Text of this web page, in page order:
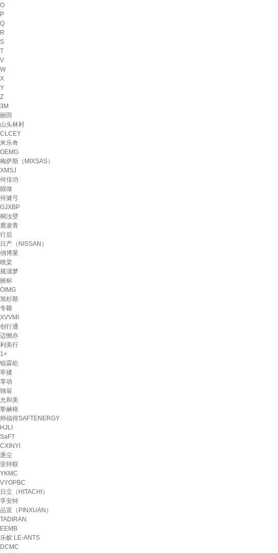
O
P
Q
R
S
T
V
W
X
Y
Z
3M
丽田
山头林村
CLCEY
米乐奇
OEMG
梅萨斯（MIXSAS）
XMSJ
何佳功
靓做
何健弓
GJXBP
桐汝壁
鹿凌青
行后
日产（NISSAN）
俏博莱
映棠
规淄梦
丽标
OIMG
旭杉斯
专颖
XVVMI
创行通
迈恻亦
利美行
1+
锟霖屹
宰搂
享动
驰翁
允和美
挚赫格
帅福得SAFTENERGY
HJLI
SaFT
CXINYI
逐尘
亚特联
YKMC
VYOPBC
日立（HITACHI）
孚安特
品宣（PINXUAN）
TADIRAN
EEMB
乐蚁 LE-ANTS
DCMC